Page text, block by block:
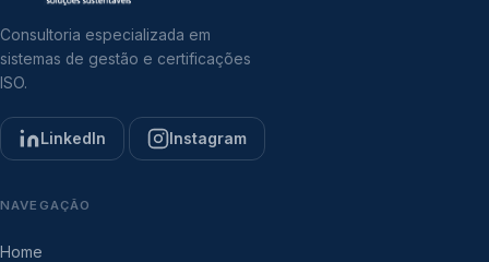
Consultoria especializada em
sistemas de gestão e certificações
ISO.
LinkedIn Instagram
NAVEGAÇÃO
Home